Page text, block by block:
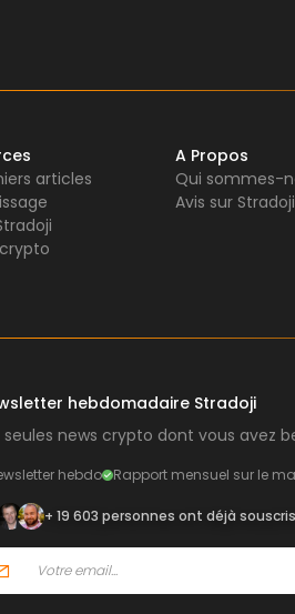
articles
A Propos
Qui sommes-
Avis sur Stradoji
hebdomadaire Stradoji
seules news crypto dont vous avez
hebdo Rapport mensuel sur le
+ 19 603 personnes ont déjà